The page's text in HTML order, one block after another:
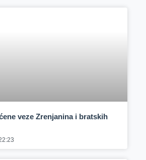
veze Zrenjanina i bratskih